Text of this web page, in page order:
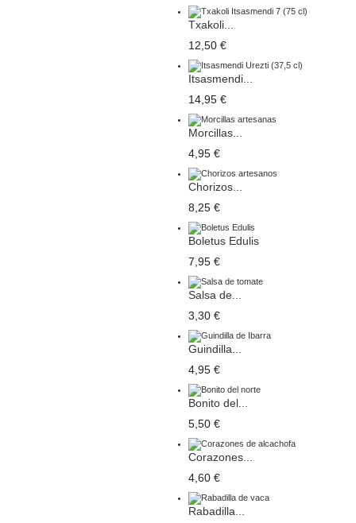
Txakoli...
12,50 €
Itsasmendi...
14,95 €
Morcillas...
4,95 €
Chorizos...
8,25 €
Boletus Edulis
7,95 €
Salsa de...
3,30 €
Guindilla...
4,95 €
Bonito del...
5,50 €
Corazones...
4,60 €
Rabadilla...